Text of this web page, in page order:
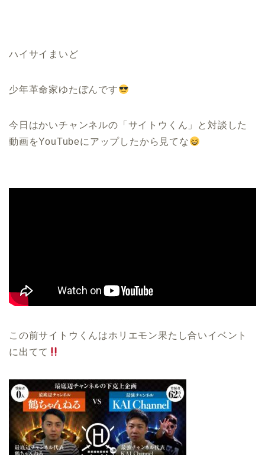
ハイサイまいど
少年革命家ゆたぼんです
今日はかいチャンネルの「サイトウくん」と対談した
動画をYouTubeにアップしたから見てな
この前サイトウくんはホリエモン果たし合いイベント
に出てて